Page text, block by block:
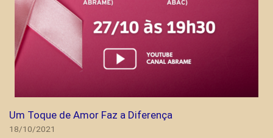
Um Toque de Amor Faz a Diferença
18/10/2021